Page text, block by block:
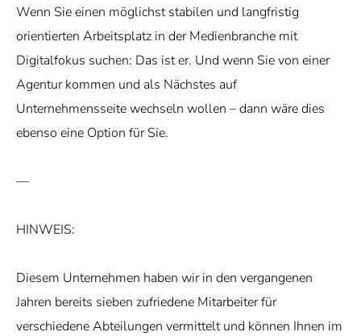
Wenn Sie einen möglichst stabilen und langfristig
orientierten Arbeitsplatz in der Medienbranche mit
Digitalfokus suchen: Das ist er. Und wenn Sie von einer
Agentur kommen und als Nächstes auf
Unternehmensseite wechseln wollen – dann wäre dies
ebenso eine Option für Sie.
—
HINWEIS:
Diesem Unternehmen haben wir in den vergangenen
Jahren bereits sieben zufriedene Mitarbeiter für
verschiedene Abteilungen vermittelt und können Ihnen im